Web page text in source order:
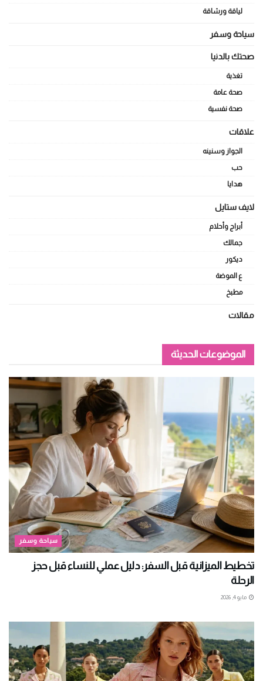
لياقة ورشاقة
سياحة وسفر
صحتك بالدنيا
تغذية
صحة عامة
صحة نفسية
علاقات
الجواز وسنينه
حب
هدايا
لايف ستايل
أبراج وأحلام
جمالك
ديكور
ع الموضة
مطبخ
مقالات
الموضوعات الحديثة
سياحة وسفر
تخطيط الميزانية قبل السفر: دليل عملي للنساء قبل حجز
الرحلة
مايو 4, 2026